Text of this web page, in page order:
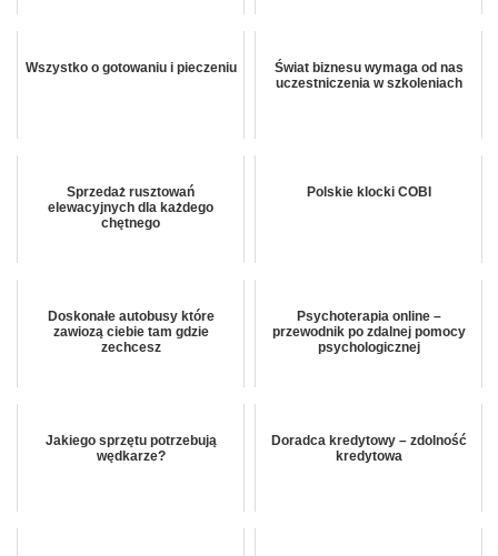
Wszystko o gotowaniu i pieczeniu
Świat biznesu wymaga od nas
uczestniczenia w szkoleniach
Sprzedaż rusztowań
elewacyjnych dla każdego
chętnego
Polskie klocki COBI
Doskonałe autobusy które
zawiozą ciebie tam gdzie
zechcesz
Psychoterapia online –
przewodnik po zdalnej pomocy
psychologicznej
Jakiego sprzętu potrzebują
wędkarze?
Doradca kredytowy – zdolność
kredytowa